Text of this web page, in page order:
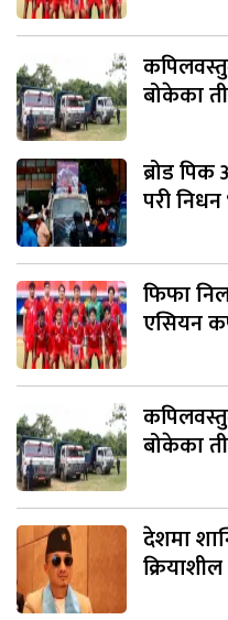
बोकेका
ब्रोड
परी
फिफा
एसियन
बोकेका
देशमा
क्रियाशील